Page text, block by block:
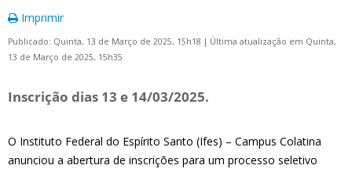
Imprimir
Publicado: Quinta, 13 de Março de 2025, 15h18 | Última atualização em Quinta,
13 de Março de 2025, 15h35
Inscrição dias 13 e 14/03/2025.
O Instituto Federal do Espírito Santo (Ifes) – Campus Colatina
anunciou a abertura de inscrições para um processo seletivo